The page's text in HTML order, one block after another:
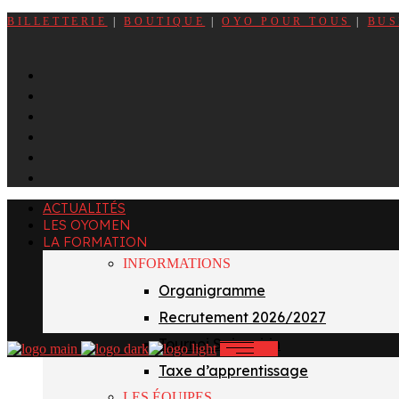
BILLETTERIE |BOUTIQUE |OYO POUR TOUS
ACTUALITÉS
LES OYOMEN
LA FORMATION
INFORMATIONS
Organigramme
Recrutement 2026/2027
Tournoi Sainvoirin
Taxe d’apprentissage